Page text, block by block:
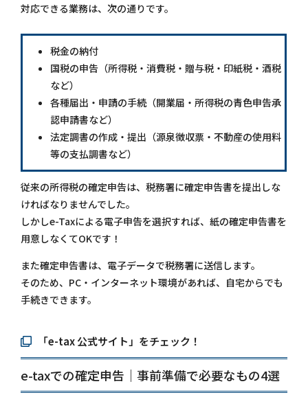
対応できる業務は、次の通りです。
税金の納付
国税の申告（所得税・消費税・贈与税・印紙税・酒税
など）
各種届出・申請の手続（開業届・所得税の青色申告承
認申請書など）
法定調書の作成・提出（源泉徴収票・不動産の使用料
等の支払調書など）
従来の所得税の確定申告は、税務署に確定申告書を提出しな
ければなりませんでした。
しかしe-Taxによる電子申告を選択すれば、紙の確定申告書を
用意しなくてOKです！
また確定申告書は、電子データで税務署に送信します。
そのため、PC・インターネット環境があれば、自宅からでも
手続きできます。
「e-tax 公式サイト」をチェック！
e-taxでの確定申告｜事前準備で必要なもの4選